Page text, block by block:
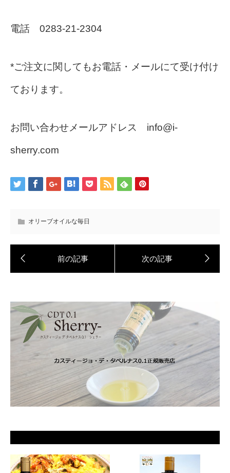
電話 0283-21-2304
*ご注文に関してもお電話・メールにて受け付け
ております。
お問い合わせメールアドレス info@i-
sherry.com
オリーブオイルな毎日